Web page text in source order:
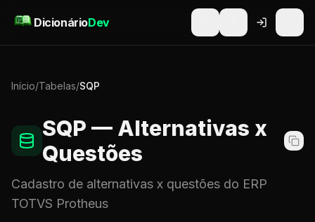
DicionárioDev
Início/Tabelas/SQP
SQP — Alternativas x
Questões
Cadastro de alternativas x questões do ERP
TOTVS Protheus